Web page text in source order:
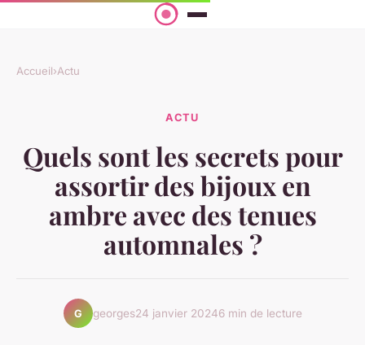
Accueil›Actu
ACTU
Quels sont les secrets pour
assortir des bijoux en
ambre avec des tenues
automnales ?
G georges24 janvier 20246 min de lecture